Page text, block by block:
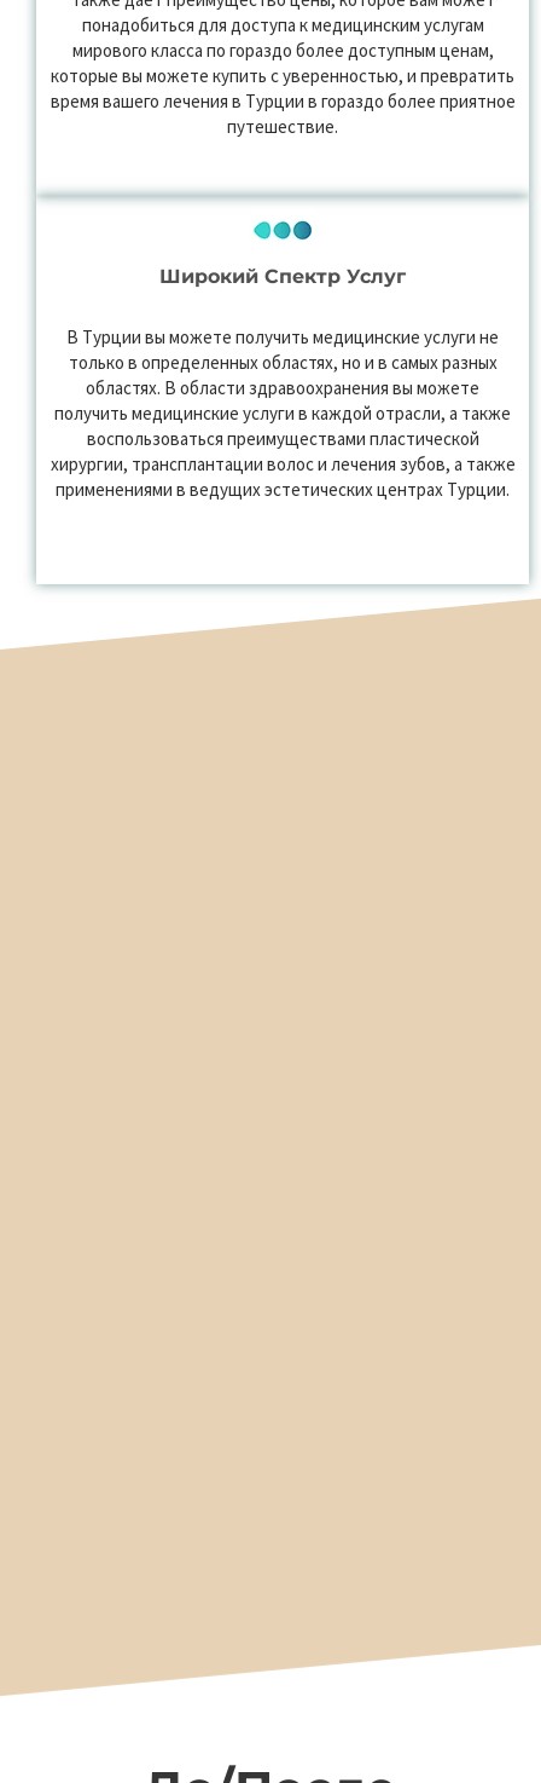
понадобиться для доступа к медицинским услугам
мирового класса по гораздо более доступным ценам,
которые вы можете купить с уверенностью, и превратить
время вашего лечения в Турции в гораздо более приятное
путешествие.
Широкий Спектр Услуг
В Турции вы можете получить медицинские услуги не
только в определенных областях, но и в самых разных
областях. В области здравоохранения вы можете
получить медицинские услуги в каждой отрасли, а также
воспользоваться преимуществами пластической
хирургии, трансплантации волос и лечения зубов, а также
применениями в ведущих эстетических центрах Турции.